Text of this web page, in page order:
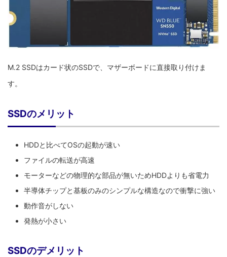
M.2 SSDはカード状のSSDで、マザーボードに直接取り付けま
す。
SSDのメリット
HDDと比べてOSの起動が速い
ファイルの転送が高速
モーターなどの物理的な部品が無いためHDDよりも省電力
半導体チップと基板のみのシンプルな構造なので衝撃に強い
動作音がしない
発熱が小さい
SSDのデメリット